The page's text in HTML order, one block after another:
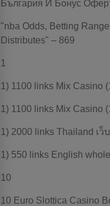
България И Бонус
"nba Odds, Betting
Distributes" – 869
1
1) 1100 links Mix Casino
1) 1100 links Mix Casino
1) 2000 links Thailand เว็
1) 550 links English
10
10 Euro Slottica Casino